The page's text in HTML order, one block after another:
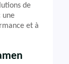
de
une
et à